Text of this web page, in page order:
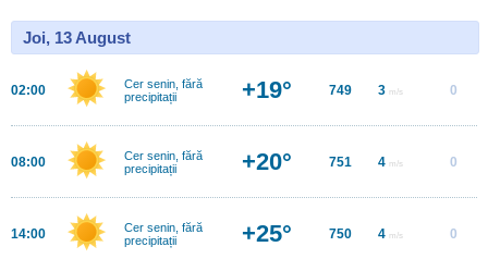
Joi, 13 August
02:00
Cer senin, fără
precipitații
+19° 749 3 m/s 0
08:00
Cer senin, fără
precipitații
+20° 751 4 m/s 0
14:00
Cer senin, fără
precipitații
+25° 750 4 m/s 0